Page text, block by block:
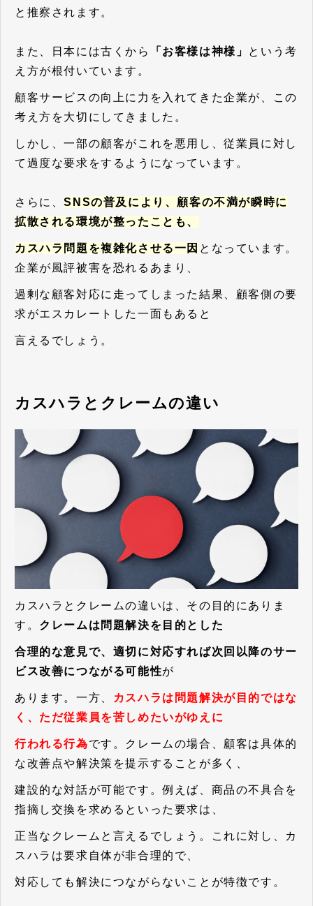
と推察されます。
また、日本には古くから 「お客様は神様」 という考
え方が根付いています。
顧客サービスの向上に力を入れてきた企業が、この
考え方を大切にしてきました。
しかし、一部の顧客がこれを悪用し、従業員に対し
て過度な要求をするようになっています。
さらに、SNSの普及により、顧客の不満が瞬時に
拡散される環境が整ったことも、
カスハラ問題を複雑化させる一因 となっています。
企業が風評被害を恐れるあまり、
過剰な顧客対応に走ってしまった結果、顧客側の要
求がエスカレートした一面もあると
言えるでしょう。
カスハラとクレームの違い
カスハラとクレームの違いは、その目的にありま
す。 クレームは問題解決を目的とした
合理的な意見で、適切に対応すれば次回以降のサー
ビス改善につながる可能性が
あります。一方、
カスハラは問題解決が目的ではな
く、ただ従業員を苦しめたいがゆえに
行われる行為です。クレームの場合、顧客は具体的
な改善点や解決策を提示することが多く、
建設的な対話が可能です。例えば、商品の不具合を
指摘し交換を求めるといった要求は、
正当なクレームと言えるでしょう。これに対し、カ
スハラは要求自体が非合理的で、
対応しても解決につながらないことが特徴です。